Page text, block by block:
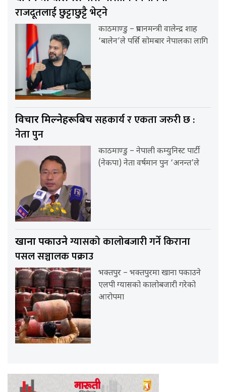
राजदूतलाई छुट्टाछुट्टै भेट्ने
काठमाण्डु – प्रधानमन्त्री वालेन्द्र शाह
‘बालेन’ले पर्सि सोमबार नेपालका लागि
विचार मिल्नेहरूबिचसहकार्य र एकता जरुरी छ :
नेता पुन
काठमाण्डु – नेपाली कम्युनिस्ट पार्टी
(नेकपा) नेता वर्षमान पुन ‘अनन्त’ले
खाना पकाउनेग्यासको कालोबजारी गर्ने किराना
पसल सञ्चालक पक्राउ
भक्तपुर – भक्तपुरमा खाना पकाउने
एलपी ग्यासको कालोबजारी गरेको
आरोपमा